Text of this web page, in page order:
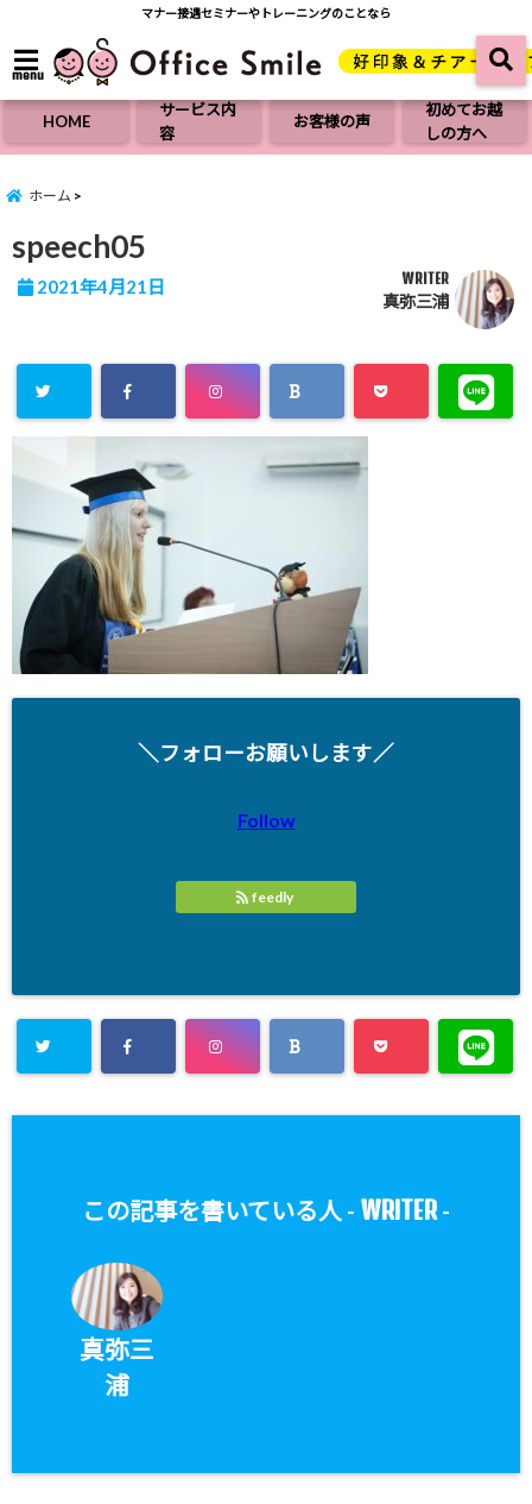
マナー接遇セミナーやトレーニングのことなら
menu
HOME
サービス内
容
お客様の声
初めてお越
しの方へ
ホーム
speech05
2021年4月21日 WRITER
真弥三浦
＼フォローお願いします／
Follow
feedly
この記事を書いている人 - WRITER-
真弥三
浦